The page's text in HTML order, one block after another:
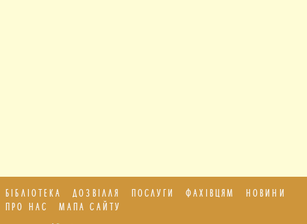
БІБЛІОТЕКА ДОЗВІЛЛЯ ПОСЛУГИ ФАХІВЦЯМ
НОВИНИ
ПРО НАС
МАПА САЙТУ